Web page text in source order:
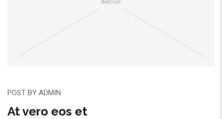
POST BY ADMIN
At vero eos et